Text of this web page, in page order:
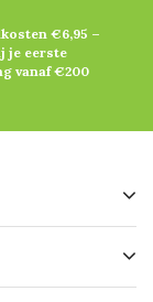
€6,95 –
je eerste
vanaf €200